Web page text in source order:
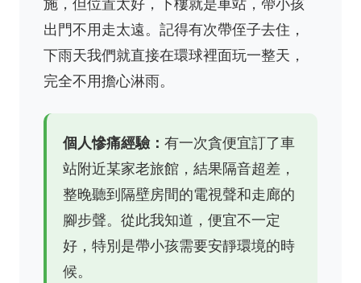
出門不用走太遠。記得有次帶侄子去住，
下雨天我們就直接在環球裡面玩一整天，
完全不用擔心淋雨。
個人慘痛經驗： 有一次貪便宜訂了車
站附近某家老旅館，結果隔音超差，
整晚聽到隔壁房間的電視聲和走廊的
腳步聲。從此我知道，便宜不一定
好，特別是帶小孩需要安靜環境的時
候。